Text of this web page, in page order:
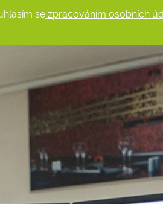
se zpracováním osobních